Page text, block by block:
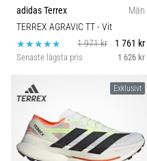
adidas Terrex
Män
TERREX AGRAVIC TT- Vit
1 971 kr
1 761 kr
Senaste lägsta pris 1 626 kr
Exklusivt